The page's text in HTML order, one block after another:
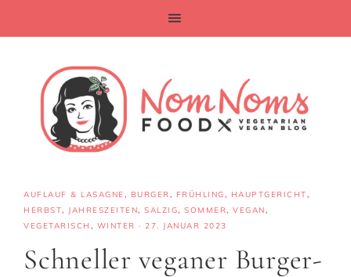
AUFLAUF & LASAGNE, BURGER, FRÜHLING, HAUPTGERICHT,
HERBST, JAHRESZEITEN, SALZIG, SOMMER, VEGAN,
VEGETARISCH , WINTER · 27. JANUAR 2023
Schneller veganer Burger-